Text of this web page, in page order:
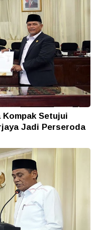
Kompak Setujui
Jadi Perseroda